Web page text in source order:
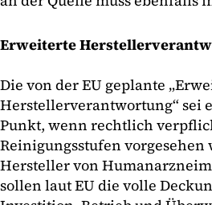
Erweiterte
Die von der EU geplante
Herstellerverantwortung“ sei
Punkt, wenn rechtlich
Reinigungsstufen vorgesehen
Hersteller von
sollen laut EU die volle